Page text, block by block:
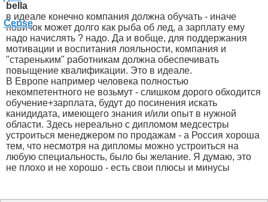
bella
в идеале конечно компания должна обучать - иначе
новичок может долго как рыба об лед, а зарплату ему
надо начислять ? надо. Да и вобще, для поддержания
мотивации и воспитания лояльности, компания и
"стареньким" работникам должна обеспечивать
повыщение квалификации. Это в идеале.
В Европе например человека полностью
некомпетентного не возьмут - слишком дорого обходится
обучение+зарплата, будут до посинения искать
канидидата, имеющего знания и/или опыт в нужной
области. Здесь нереально с дипломом медсестры
устроиться менеджером по продажам - а Россия хороша
тем, что несмотря на дипломы можно устроиться на
любую специальность, было бы желание. Я думаю, это
не плохо и не хорошо - есть свои плюсы и минусы